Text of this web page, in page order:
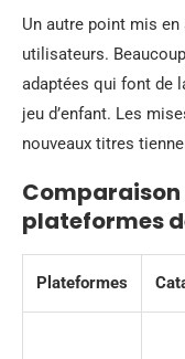
Un autre point mis
utilisateurs.
adaptées qui font de
jeu d’enfant. Les
nouveaux titres
Comparaison
plateformes
Plateformes